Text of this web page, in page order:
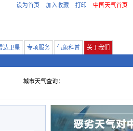
设为首页 加入收藏 打印 中国天气首页
达卫星 专项服务 气象科普
关于我们
城市天气查询：